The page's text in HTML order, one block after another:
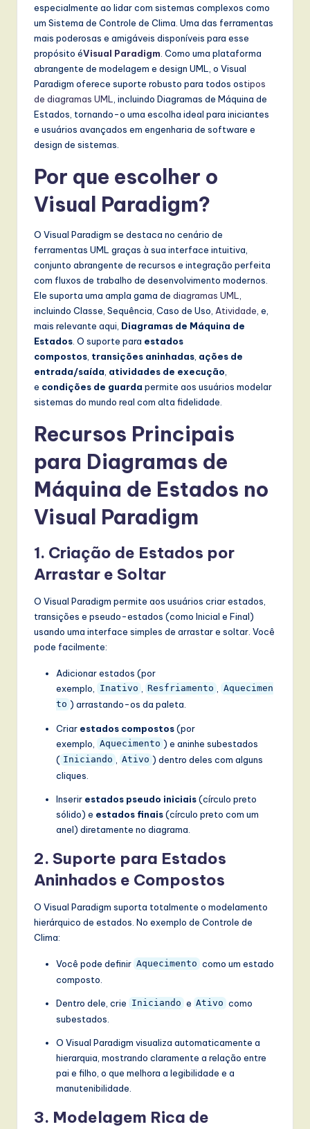
especialmente ao lidar com sistemas complexos como
um Sistema de Controle de Clima. Uma das ferramentas
mais poderosas e amigáveis disponíveis para esse
propósito éVisual Paradigm . Como uma plataforma
abrangente de modelagem e design UML, o Visual
Paradigm oferece suporte robusto para todos ostipos
de diagramas UML
, incluindo Diagramas de Máquina de
Estados, tornando-o uma escolha ideal para iniciantes
e usuários avançados em engenharia de software e
design de sistemas.
Por que escolher o
Visual Paradigm?
O Visual Paradigm se destaca no cenário de
ferramentas UML graças à sua interface intuitiva,
conjunto abrangente de recursos e integração perfeita
com fluxos de trabalho de desenvolvimento modernos.
Ele suporta uma ampla gama de diagramas UML
incluindo Classe, Sequência, Caso de Uso, Atividade , e,
mais relevante aqui, Diagramas de Máquina de
Estados . O suporte para estados
compostos transições aninhadas ações de
entrada/saída atividades de execução
e condições de guarda permite aos usuários modelar
sistemas do mundo real com alta fidelidade.
Recursos Principais
para Diagramas de
Máquina de Estados no
Visual Paradigm
1. Criação de Estados por
Arrastar e Soltar
O Visual Paradigm permite aos usuários criar estados,
transições e pseudo-estados (como Inicial e Final)
usando uma interface simples de arrastar e soltar. Você
pode facilmente:
Adicionar estados (por
exemplo,
Inativo Resfriamento
Aquecimen
to ) arrastando-os da paleta.
Criar estados compostos(por
exemplo,
Aquecimento ) e aninhe subestados
( Iniciando Ativo ) dentro deles com alguns
cliques.
Inserir estados pseudo iniciais(círculo preto
sólido) e estados finais(círculo preto com um
anel) diretamente no diagrama.
2. Suporte para Estados
Aninhados e Compostos
O Visual Paradigm suporta totalmente o modelamento
hierárquico de estados. No exemplo de Controle de
Clima:
Você pode definir Aquecimento como um estado
composto.
Dentro dele, crie Iniciando e Ativo como
subestados.
O Visual Paradigm visualiza automaticamente a
hierarquia, mostrando claramente a relação entre
pai e filho, o que melhora a legibilidade e a
manutenibilidade.
3. Modelagem Rica de